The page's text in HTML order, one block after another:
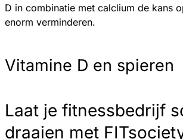
D in combinatie met calclium de kans
enorm verminderen.
Vitamine D en spieren
Laat je fitnessbedrijf
draaien met